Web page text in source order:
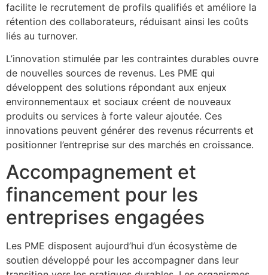
facilite le recrutement de profils qualifiés et améliore la
rétention des collaborateurs, réduisant ainsi les coûts
liés au turnover.
L’innovation stimulée par les contraintes durables ouvre
de nouvelles sources de revenus. Les PME qui
développent des solutions répondant aux enjeux
environnementaux et sociaux créent de nouveaux
produits ou services à forte valeur ajoutée. Ces
innovations peuvent générer des revenus récurrents et
positionner l’entreprise sur des marchés en croissance.
Accompagnement et
financement pour les
entreprises engagées
Les PME disposent aujourd’hui d’un écosystème de
soutien développé pour les accompagner dans leur